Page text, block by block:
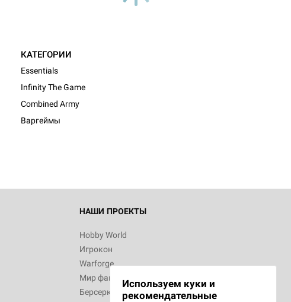
КАТЕГОРИИ
Essentials
Infinity The Game
Combined Army
Варгеймы
НАШИ ПРОЕКТЫ
Hobby World
Игрокон
Warforge
Мир фантастики
Берсерк
Используем куки и
рекомендательные